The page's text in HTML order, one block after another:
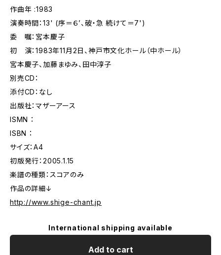
作曲年 :1983
演奏時間：13' (序＝６’、破・急 続けて＝7')
委 嘱：宮本慶子
初 演：1983年11月2日、神戸市文化ホール（中ホール）
宮本慶子、加藤まゆみ、田中淳子
別売CD：
添付CD：なし
出版社：マザーアース
ISMN ：
ISBN ：
サイズ：A4
初版発行：2005.1.15
楽譜の種類：スコアのみ
作品の詳細↓
http://www.shige-chant.jp
International shipping available
Add to cart